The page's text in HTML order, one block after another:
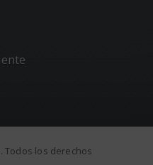
. Todos los derechos